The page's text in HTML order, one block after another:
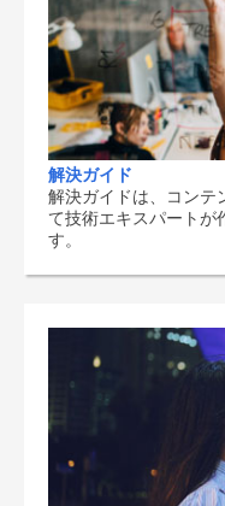
解決ガイド
解決ガイドは、コンテ
て技術エキスパートが
す。